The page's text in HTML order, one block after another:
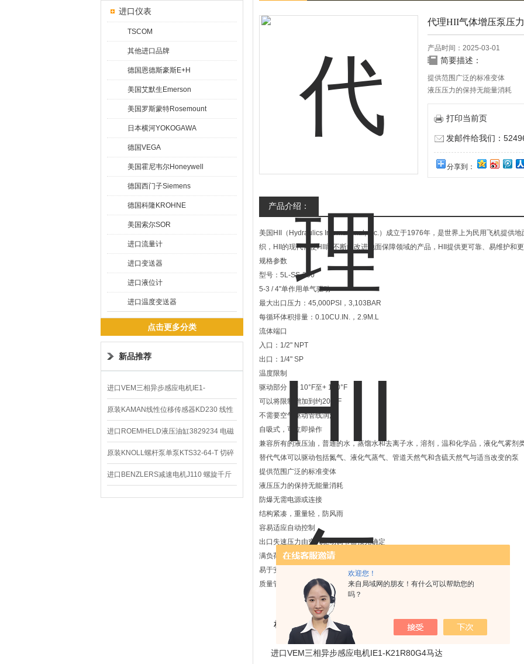
欢迎您！
来自局域网的朋友！有什么可以帮助您的
吗？
进口仪表
TSCOM
其他进口品牌
德国恩德斯豪斯E+H
美国艾默生Emerson
美国罗斯蒙特Rosemount
日本横河YOKOGAWA
德国VEGA
美国霍尼韦尔Honeywell
德国西门子Siemens
德国科隆KROHNE
美国索尔SOR
进口流量计
进口变送器
进口液位计
进口温度变送器
点击更多分类
新品推荐
进口VEM三相异步感应电机IE1-
K21R80G4马达
原装KAMAN线性位移传感器KD230 线性
编码器
进口ROEMHELD液压油缸3829234 电磁
阀定位器
原装KNOLL螺杆泵单泵KTS32-64-T 切碎
排屑机
进口BENZLERS减速电机J110 螺旋千斤
顶BD-58
代理HII气体增压泵压
产品时间：2025-03-01
简要描述：
提供范围广泛的标准变体
液压压力的保持无能量消耗
防爆无需电源或连接
结构紧凑，重量轻，防风雨
打印当前页
发邮件给我们：
分享到：
产品介绍：
美国HII（Hydraulics International, Inc.）成立于1976年，是世界上为民用飞机提供
织，HII的现代化使HII能不断的改进地面保障领域的产品，HII提供更可靠、易维护和
规格参数
型号：5L-SS-300
5-3 / 4"单作用单气驱动
最大出口压力：45,000PSI，3,103BAR
每循环体积排量：0.10CU.IN.，2.9M.L
流体端口
入口：1/2" NPT
出口：1/4" SP
温度限制
驱动部分：+ 10°F至+ 150°F
可以将限制增加到约200°F
不需要空气驱动管线润滑
自吸式，可立即操作
兼容所有的液压油，普通的水，蒸馏水和去离子水，溶剂，温和化学品，液化气雾剂
替代气体可以驱动包括氮气、液化气蒸气、管道天然气和含硫天然气与适当改变的泵
提供范围广泛的标准变体
液压压力的保持无能量消耗
防爆无需电源或连接
结构紧凑，重量轻，防风雨
容易适应自动控制
出口失速压力由空气驱动调节器预先确定
满负荷情况下停止启动应用程序
易于安装和操作
质量管理体系ISO9001：2008和AS9100-2009认证
相关产品
进口VEM三相异步感应电机IE1-K21R80G4马达